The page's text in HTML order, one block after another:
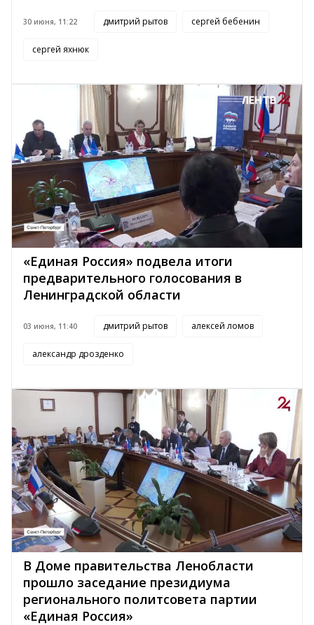
30 июня, 11:22 дмитрий рытов сергей бебенин
сергей яхнюк
«Единая Россия» подвела итоги
предварительного голосования в
Ленинградской области
03 июня, 11:40 дмитрий рытов алексей ломов
александр дрозденко
В Доме правительства Ленобласти
прошло заседание президиума
регионального политсовета партии
«Единая Россия»